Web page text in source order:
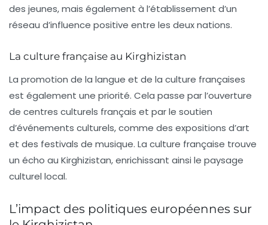
des jeunes, mais également à l’établissement d’un
réseau d’influence positive entre les deux nations.
La culture française au Kirghizistan
La promotion de la langue et de la culture françaises
est également une priorité. Cela passe par l’ouverture
de centres culturels français et par le soutien
d’événements culturels, comme des expositions d’art
et des festivals de musique. La culture française trouve
un écho au Kirghizistan, enrichissant ainsi le paysage
culturel local.
L’impact des politiques européennes sur